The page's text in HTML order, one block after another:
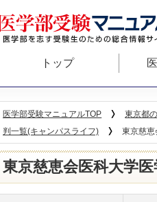
トップ
医学部受験マニュアルTOP 東京都
判一覧(キャンパスライフ)
東京慈恵
東京慈恵会医科大学